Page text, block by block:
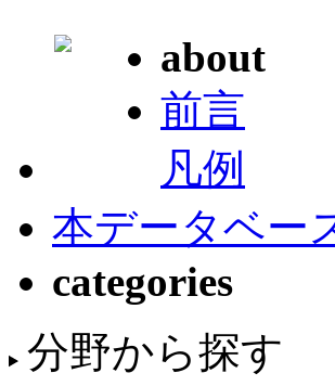
about
前言
凡例
本データベー
categories
分野から探す